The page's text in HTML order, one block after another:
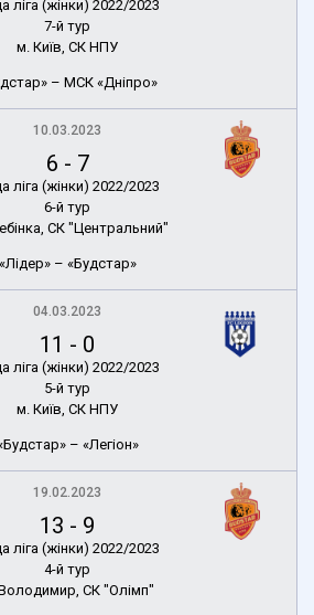
ліга (жінки) 2022/2023
7-й тур
м. Київ, СК НПУ
– МСК «Дніпро»
10.03.2023
6 - 7
ліга (жінки) 2022/2023
6-й тур
СК "Центральний"
«Лідер» – «Будстар»
04.03.2023
11 - 0
ліга (жінки) 2022/2023
5-й тур
м. Київ, СК НПУ
– «Легіон»
19.02.2023
13 - 9
ліга (жінки) 2022/2023
4-й тур
СК "Олімп"